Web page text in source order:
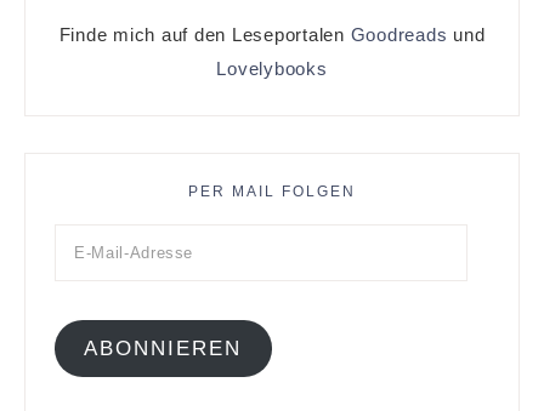
Finde mich auf den Leseportalen Goodreads und
Lovelybooks
PER MAIL FOLGEN
ABONNIEREN